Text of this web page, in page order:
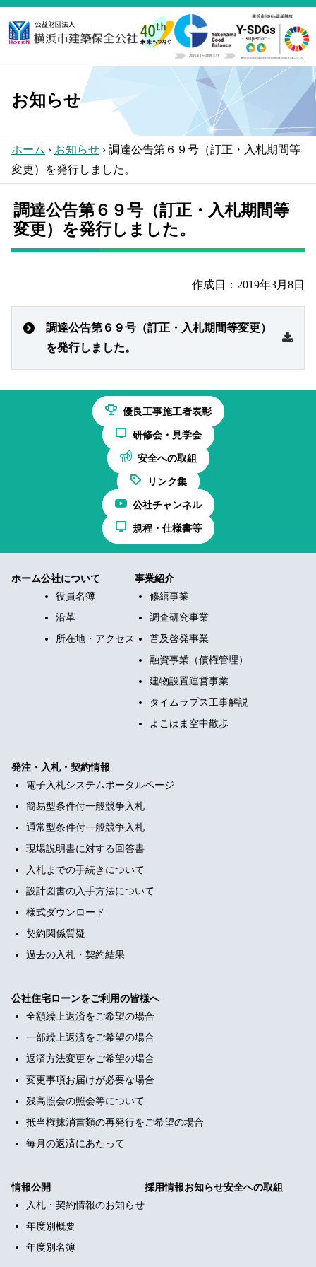
Skip
the
content
お知らせ
ホーム › お知らせ › 調達公告第６９号（訂正・入札期間等
変更）を発行しました。
調達公告第６９号（訂正・入札期間等
変更）を発行しました。
作成日：2019年3月8日
調達公告第６９号（訂正・入札期間等変更）
を発行しました。
優良工事施工者表彰
研修会・見学会
安全への取組
リンク集
公社チャンネル
規程・仕様書等
ホーム公社について
役員名簿
沿革
所在地・アクセス
事業紹介
修繕事業
調査研究事業
普及啓発事業
融資事業（債権管理）
建物設置運営事業
タイムラプス工事解説
よこはま空中散歩
発注・入札・契約情報
電子入札システムポータルページ
簡易型条件付一般競争入札
通常型条件付一般競争入札
現場説明書に対する回答書
入札までの手続きについて
設計図書の入手方法について
様式ダウンロード
契約関係質疑
過去の入札・契約結果
公社住宅ローンをご利用の皆様へ
全額繰上返済をご希望の場合
一部繰上返済をご希望の場合
返済方法変更をご希望の場合
変更事項お届けが必要な場合
残高照会の照会等について
抵当権抹消書類の再発行をご希望の場合
毎月の返済にあたって
情報公開
入札・契約情報のお知らせ
年度別概要
年度別名簿
採用情報お知らせ安全への取組